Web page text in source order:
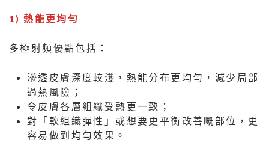
1) 熱能更均勻
多極射頻優點包括：
滲透皮膚深度較淺，熱能分布更均勻，減少局部
過熱風險；
令皮膚各層組織受熱更一致；
對「軟組織彈性」或想要更平衡改善嘅部位，更
容易做到均勻效果。